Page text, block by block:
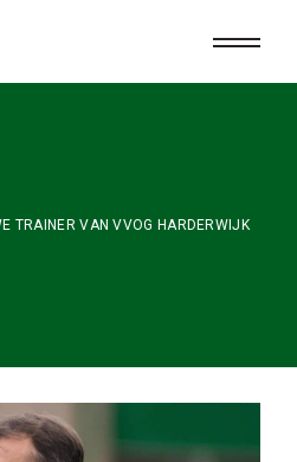
TRAINER VAN VVOG HARDERWIJK